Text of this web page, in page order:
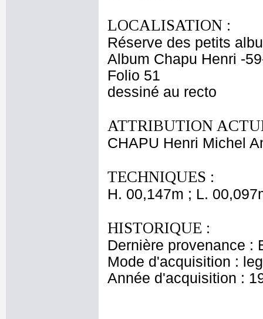
LOCALISATION :
Réserve des petits
Album Chapu Henri -
Folio 51
dessiné au recto
ATTRIBUTION
CHAPU Henri Michel
TECHNIQUES :
H. 00,147m ; L.
HISTORIQUE :
Dernière provenance :
Mode d'acquisition :
Année d'acquisition :